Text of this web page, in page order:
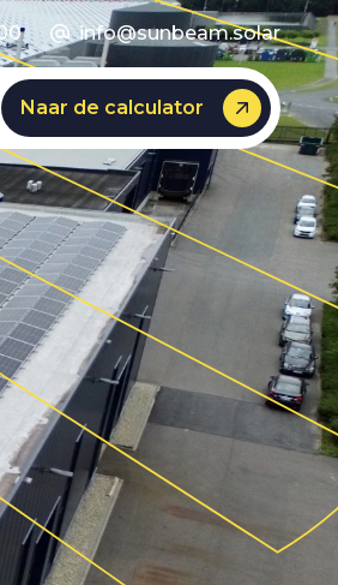
info@sunbeam.solar
Naar de calculator